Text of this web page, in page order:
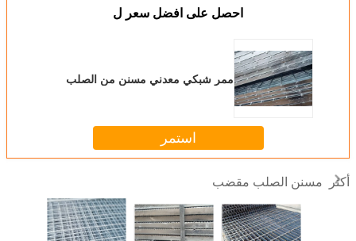
احصل على افضل سعر ل
ممر شبكي معدني مسنن من الصلب
استمر
أكثر مسنن الصلب مقضب